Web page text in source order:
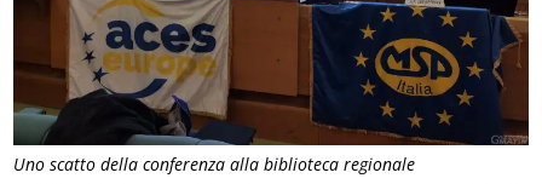
Uno scatto della conferenza alla biblioteca regionale